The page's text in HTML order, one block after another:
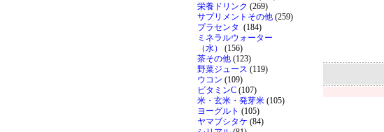
栄養ドリンク (269)
サプリメントその他 (259)
プラセンタ (184)
ミネラルウォーター
（水）
(156)
茶その他 (123)
野菜ジュース (119)
ウコン (109)
ビタミンC (107)
米・玄米・発芽米 (105)
ヨーグルト (105)
ヤマブシタケ (84)